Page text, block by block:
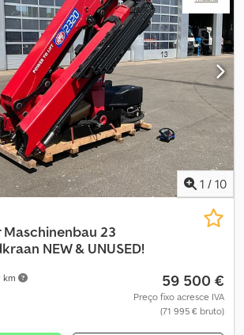
1 / 10
km
Maschinenbau 23
NEW & UNUSED!
59 500 €
Preço fixo acresce IVA
(71 995 € bruto)